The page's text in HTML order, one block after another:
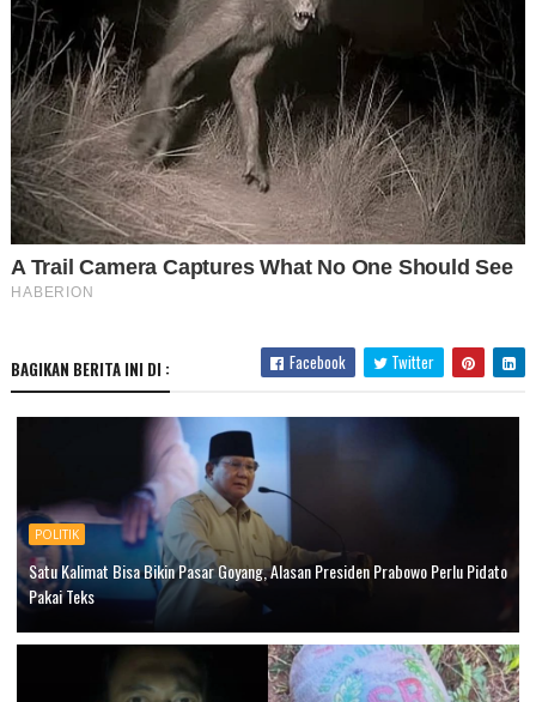
BAGIKAN BERITA INI DI : Facebook Twitter
POLITIK
Satu Kalimat Bisa Bikin Pasar Goyang, Alasan Presiden Prabowo Perlu Pidato
Pakai Teks